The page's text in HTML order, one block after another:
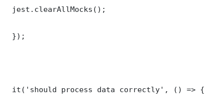
jest.clearAllMocks();
});
it('should process data correctly', () => {